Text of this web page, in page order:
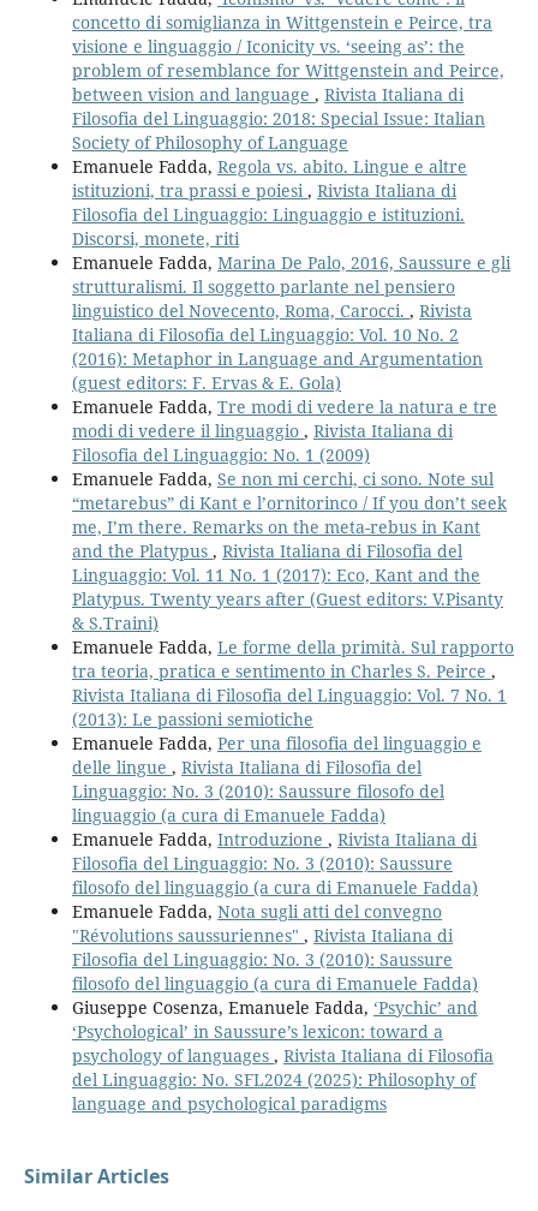
concetto di somiglianza in Wittgenstein e Peirce, tra
visione e linguaggio / Iconicity vs. ‘seeing as’: the
problem of resemblance for Wittgenstein and Peirce,
between vision and language , Rivista Italiana di
Filosofia del Linguaggio: 2018: Special Issue: Italian
Society of Philosophy of Language
Emanuele Fadda, Regola vs. abito. Lingue e altre
istituzioni, tra prassi e poiesi, Rivista Italiana di
Filosofia del Linguaggio: Linguaggio e istituzioni.
Discorsi, monete, riti
Emanuele Fadda, Marina De Palo, 2016, Saussure e gli
strutturalismi. Il soggetto parlante nel pensiero
linguistico del Novecento, Roma, Carocci. , Rivista
Italiana di Filosofia del Linguaggio: Vol. 10 No. 2
(2016): Metaphor in Language and Argumentation
(guest editors: F. Ervas & E. Gola)
Emanuele Fadda, Tre modi di vedere la natura e tre
modi di vedere il linguaggio , Rivista Italiana di
Filosofia del Linguaggio: No. 1 (2009)
Emanuele Fadda, Se non mi cerchi, ci sono. Note sul
“metarebus” di Kant e l’ornitorinco / If you don’t seek
me, I’m there. Remarks on the meta-rebus in Kant
and the Platypus , Rivista Italiana di Filosofia del
Linguaggio: Vol. 11 No. 1 (2017): Eco, Kant and the
Platypus. Twenty years after (Guest editors: V.Pisanty
& S.Traini)
Emanuele Fadda, Le forme della primità. Sul rapporto
tra teoria, pratica e sentimento in Charles S. Peirce ,
Rivista Italiana di Filosofia del Linguaggio: Vol. 7 No. 1
(2013): Le passioni semiotiche
Emanuele Fadda, Per una filosofia del linguaggio e
delle lingue , Rivista Italiana di Filosofia del
Linguaggio: No. 3 (2010): Saussure filosofo del
linguaggio (a cura di Emanuele Fadda)
Emanuele Fadda, Introduzione , Rivista Italiana di
Filosofia del Linguaggio: No. 3 (2010): Saussure
filosofo del linguaggio (a cura di Emanuele Fadda)
Emanuele Fadda, Nota sugli atti del convegno
"Révolutions saussuriennes" , Rivista Italiana di
Filosofia del Linguaggio: No. 3 (2010): Saussure
filosofo del linguaggio (a cura di Emanuele Fadda)
Giuseppe Cosenza, Emanuele Fadda, ‘Psychic’ and
‘Psychological’ in Saussure’s lexicon: toward a
psychology of languages , Rivista Italiana di Filosofia
del Linguaggio: No. SFL2024 (2025): Philosophy of
language and psychological paradigms
Similar Articles